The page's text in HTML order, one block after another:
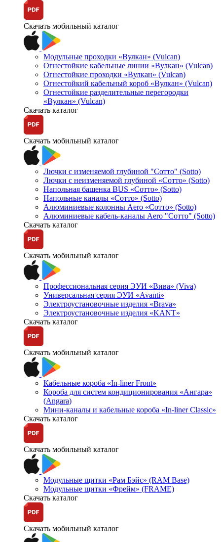
Скачать мобильный каталог
Модульные проходки «Вулкан» (Vulcan)
Огнестойкие кабельные линии «Вулкан» (Vulcan)
Огнестойкие проходки «Вулкан» (Vulcan)
Огнестойкий кабельный короб «Вулкан» (Vulcan)
Огнестойкие разделительные перегородки
«Вулкан» (Vulcan)
Скачать каталог
Скачать мобильный каталог
Лючки с изменяемой глубиной "Сотто" (Sotto)
Лючки с неизменяемой глубиной «Сотто» (Sotto)
Напольная башенка BUS «Сотто» (Sotto)
Напольные каналы «Сотто» (Sotto)
Алюминиевые колонны Aero «Сотто» (Sotto)
Алюминиевые кабель-каналы Aero "Сотто" (Sotto)
Скачать каталог
Скачать мобильный каталог
Профессиональная серия ЭУИ «Вива» (Viva)
Универсальная серия ЭУИ «Avanti»
Электроустановочные изделия «Brava»
Электроустановочные изделия «KANT»
Скачать каталог
Скачать мобильный каталог
Кабельные короба «In-liner Front»
Короба для систем кондиционирования «Ангара»
(Angara)
Мини-каналы и кабельные короба «In-liner Classic»
Скачать каталог
Скачать мобильный каталог
Модульные щитки «Рам Бэйс» (RAM Base)
Модульные щитки «Фрейм» (FRAME)
Скачать каталог
Скачать мобильный каталог